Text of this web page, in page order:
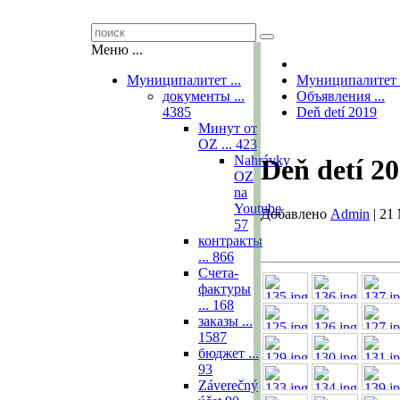
Меню ...
Муниципалитет ...
документы ...
4385
Минут от
OZ ... 423
Nahrávky
OZ
na
Youtube
57
контракты
... 866
Счета-
фактуры
... 168
заказы ...
1587
бюджет ...
93
Záverečný
Муниципалитет
Объявления ...
Deň detí 2019
Deň detí
Добавлено Admin | 21